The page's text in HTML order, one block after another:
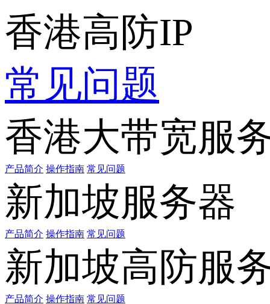
香港高防IP
常见问题
香港大带宽服
产品简介 操作指南 常见问题
新加坡服务器
产品简介 操作指南 常见问题
新加坡高防服
产品简介 操作指南 常见问题